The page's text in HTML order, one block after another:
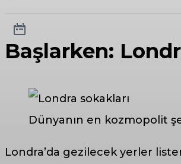
Başlarken:
Dünyanın en kozmopolit
Londra’da gezilecek yerler